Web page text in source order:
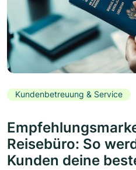
Kundenbetreuung & Service
Reisebüro: So
Kunden deine